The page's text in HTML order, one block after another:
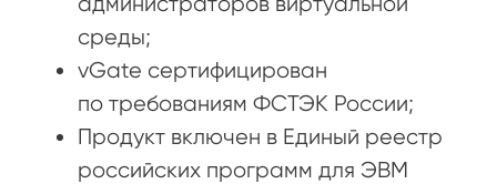
среды;
vGate сертифицирован
по требованиям ФСТЭК России;
Продукт включен в Единый реестр
российских программ для ЭВМ